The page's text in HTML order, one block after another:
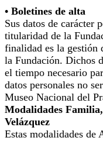
• Boletines de alta
Sus datos de carácter
titularidad de la
finalidad es la gestión
la Fundación. Dichos
el tiempo necesario
datos personales no
Museo Nacional del
Modalidades
Velázquez
Estas modalidades de